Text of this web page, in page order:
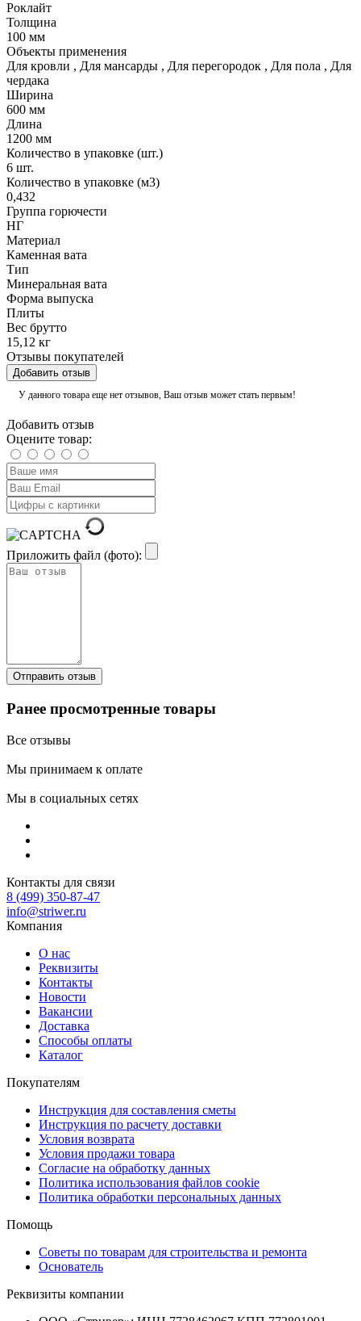
Роклайт
Толщина
100 мм
Объекты применения
Для кровли , Для мансарды , Для перегородок , Для пола , Для
чердака
Ширина
600 мм
Длина
1200 мм
Количество в упаковке (шт.)
6 шт.
Количество в упаковке (м3)
0,432
Группа горючести
НГ
Материал
Каменная вата
Тип
Минеральная вата
Форма выпуска
Плиты
Вес брутто
15,12 кг
Отзывы покупателей
Добавить отзыв
У данного товара еще нет отзывов, Ваш отзыв может стать первым!
Добавить отзыв
Оцените товар:
Приложить файл (фото):
Ранее просмотренные товары
Все отзывы
Мы принимаем к оплате
Мы в социальных сетях
Контакты для связи
8 (499) 350-87-47
info@striwer.ru
Компания
О нас
Реквизиты
Контакты
Новости
Вакансии
Доставка
Способы оплаты
Каталог
Покупателям
Инструкция для составления сметы
Инструкция по расчету доставки
Условия возврата
Условия продажи товара
Согласие на обработку данных
Политика использования файлов cookie
Политика обработки персональных данных
Помощь
Советы по товарам для строительства и ремонта
Основатель
Реквизиты компании